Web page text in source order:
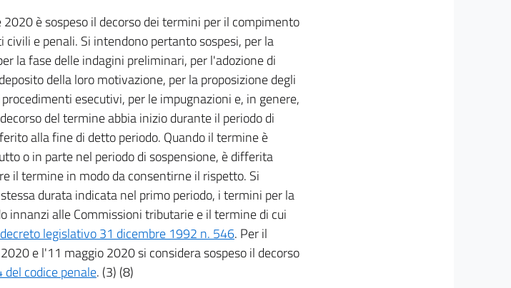
è sospeso il decorso dei termini per il compimento
e penali. Si intendono pertanto sospesi, per la
la fase delle indagini preliminari, per l'adozione di
della loro motivazione, per la proposizione degli
esecutivi, per le impugnazioni e, in genere,
del termine abbia inizio durante il periodo di
alla fine di detto periodo. Quando il termine è
o in parte nel periodo di sospensione, è differita
il termine in modo da consentirne il rispetto. Si
durata indicata nel primo periodo, i termini per la
innanzi alle Commissioni tributarie e il termine di cui
legislativo 31 dicembre 1992 n. 546. Per il
e l'11 maggio 2020 si considera sospeso il decorso
codice penale. (3) (8)